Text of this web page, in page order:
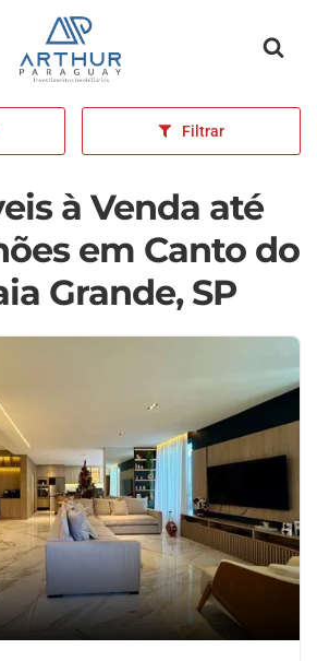
Página inicial
Filtrar
à Venda até
em Canto do
Grande, SP